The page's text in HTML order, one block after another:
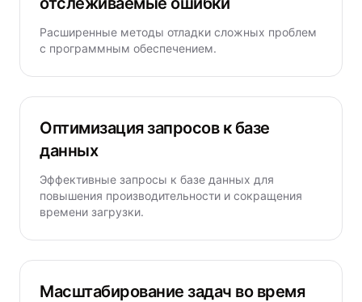
Расширенные методы отладки сложных проблем
с программным обеспечением.
Оптимизация запросов к базе
данных
Эффективные запросы к базе данных для
повышения производительности и сокращения
времени загрузки.
Масштабирование задач во время